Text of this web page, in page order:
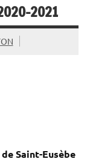
2021
Saint-Eusèbe